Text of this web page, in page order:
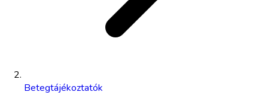
Betegtájékoztatók